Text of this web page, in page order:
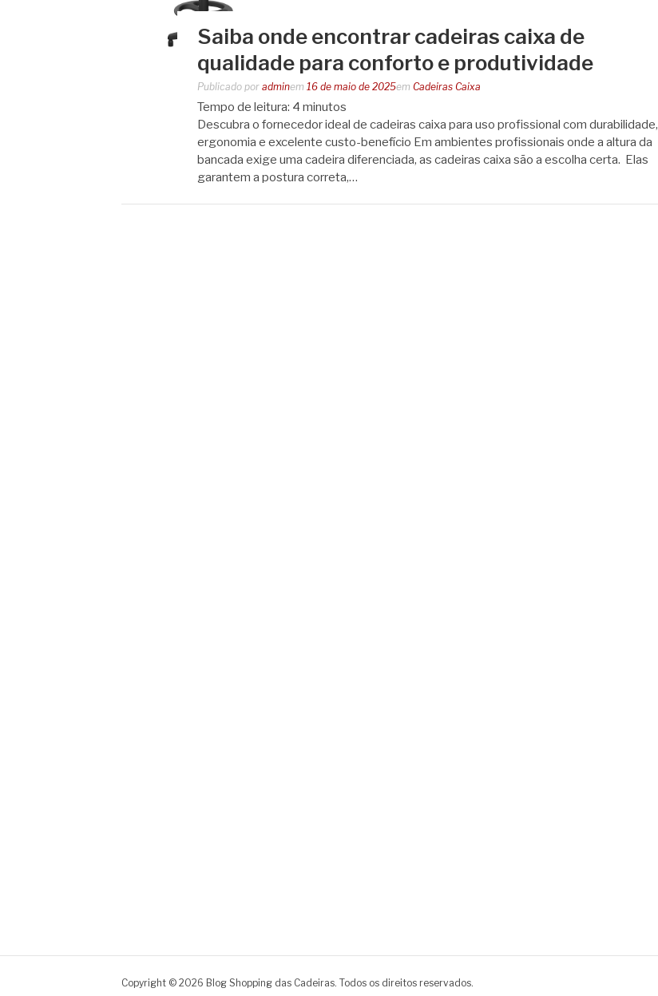
Saiba onde encontrar cadeiras caixa de
qualidade para conforto e produtividade
Publicado por adminem 16 de maio de 2025em Cadeiras Caixa
Tempo de leitura: 4 minutos
Descubra o fornecedor ideal de cadeiras caixa para uso profissional com durabilidade,
ergonomia e excelente custo-benefício Em ambientes profissionais onde a altura da
bancada exige uma cadeira diferenciada, as cadeiras caixa são a escolha certa. Elas
garantem a postura correta,…
Copyright © 2026 Blog Shopping das Cadeiras. Todos os direitos reservados.